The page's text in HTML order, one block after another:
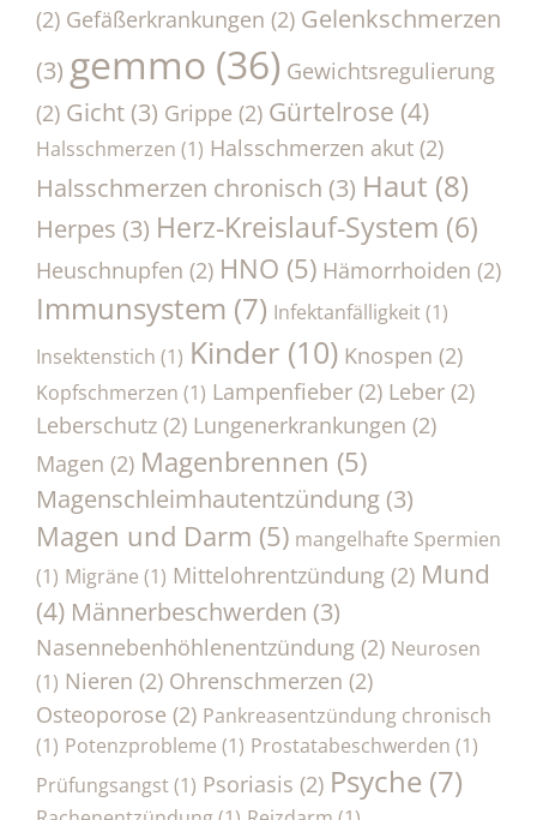
(2) Gefäßerkrankungen (2) Gelenkschmerzen
(3) gemmo (36) Gewichtsregulierung
(2) Gicht (3) Grippe (2) Gürtelrose (4)
Halsschmerzen (1) Halsschmerzen akut (2)
Halsschmerzen chronisch (3) Haut (8)
Herpes (3) Herz-Kreislauf-System (6)
Heuschnupfen (2) HNO (5) Hämorrhoiden (2)
Immunsystem (7) Infektanfälligkeit(1)
Insektenstich (1) Kinder (10) Knospen (2)
Kopfschmerzen (1) Lampenfieber (2) Leber (2)
Leberschutz (2) Lungenerkrankungen (2)
Magen (2) Magenbrennen (5)
Magenschleimhautentzündung (3)
Magen und Darm (5) mangelhafte Spermien
(1) Migräne (1) Mittelohrentzündung (2) Mund
(4) Männerbeschwerden (3)
Nasennebenhöhlenentzündung (2) Neurosen
(1) Nieren (2) Ohrenschmerzen (2)
Osteoporose (2) Pankreasentzündung chronisch
(1) Potenzprobleme (1) Prostatabeschwerden (1)
Prüfungsangst(1) Psoriasis (2) Psyche (7)